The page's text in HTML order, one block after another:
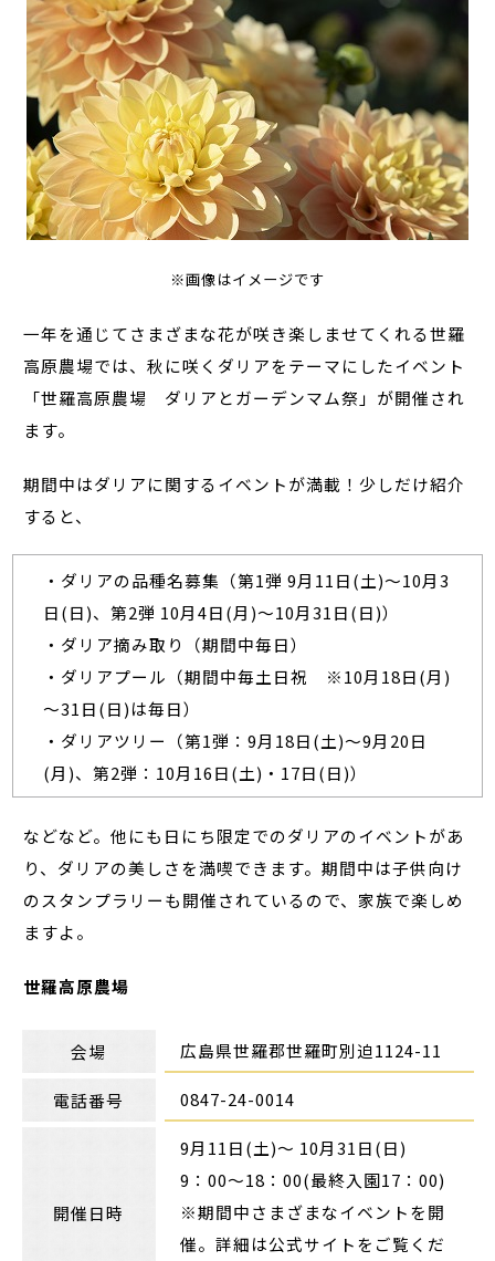
※画像はイメージです
一年を通じてさまざまな花が咲き楽しませてくれる世羅
高原農場では、秋に咲くダリアをテーマにしたイベント
「世羅高原農場 ダリアとガーデンマム祭」が開催され
ます。
期間中はダリアに関するイベントが満載！少しだけ紹介
すると、
・ダリアの品種名募集（第1弾 9月11日(土)～10月3
日(日)、第2弾 10月4日(月)～10月31日(日)）
・ダリア摘み取り（期間中毎日）
・ダリアプール（期間中毎土日祝 ※10月18日(月)
～31日(日)は毎日）
・ダリアツリー（第1弾：9月18日(土)～9月20日
(月)、第2弾：10月16日(土)・17日(日)）
などなど。他にも日にち限定でのダリアのイベントがあ
り、ダリアの美しさを満喫できます。期間中は子供向け
のスタンプラリーも開催されているので、家族で楽しめ
ますよ。
世羅高原農場
会場 広島県世羅郡世羅町別迫1124-11
電話番号 0847-24-0014
開催日時
9月11日(土)～ 10月31日(日)
9：00〜18：00(最終入園17：00)
※期間中さまざまなイベントを開
催。詳細は公式サイトをご覧くだ